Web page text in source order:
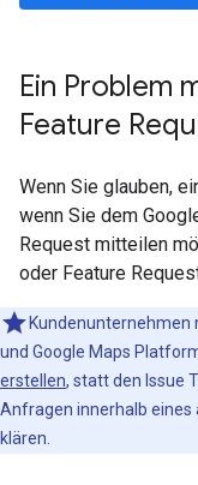
Ein Problem
Feature
Wenn Sie glauben,
wenn Sie dem
Request mitteilen
oder Feature
und Google Maps
erstellen, statt den Issue
Anfragen innerhalb
klären.